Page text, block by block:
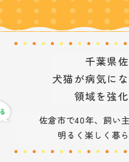
千葉県
犬猫が病気に
領域を強
佐倉市で40年、飼い
明るく楽しく暮